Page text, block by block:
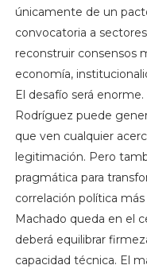
únicamente de un
convocatoria a
reconstruir consensos
economía,
El desafío será
Rodríguez puede
que ven cualquier
legitimación. Pero
pragmática para
correlación política
Machado queda en el
deberá equilibrar
capacidad técnica. El